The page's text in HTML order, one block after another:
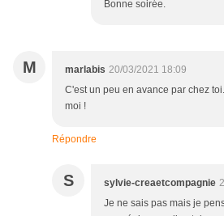
Bonne soirée.
M marlabis 20/03/2021 18:09
C'est un peu en avance par chez
moi !
Répondre
S sylvie-creaetcompagnie
Je ne sais pas mais je